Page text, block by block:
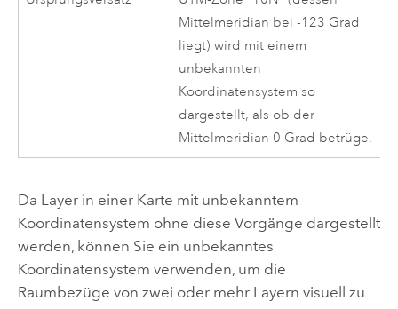
Mittelmeridian bei -123 Grad
liegt) wird mit einem
unbekannten
Koordinatensystem so
dargestellt, als ob der
Mittelmeridian 0 Grad betrüge.
Da Layer in einer Karte mit unbekanntem
Koordinatensystem ohne diese Vorgänge dargestellt
werden, können Sie ein unbekanntes
Koordinatensystem verwenden, um die
Raumbezüge von zwei oder mehr Layern visuell zu